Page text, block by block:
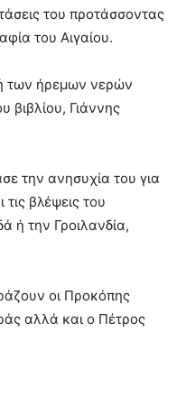
του προτάσσοντας
του Αιγαίου.
των ήρεμων νερών
βιβλίου, Γιάννης
την ανησυχία του για
βλέψεις του
ή την Γροιλανδία,
οι Προκόπης
αλλά και ο Πέτρος